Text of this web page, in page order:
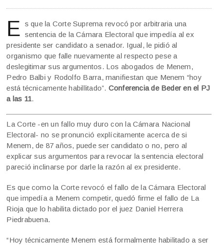
E s que la Corte Suprema revocó por arbitraria una
sentencia de la Cámara Electoral que impedía al ex
presidente ser candidato a senador. Igual, le pidió al
organismo que falle nuevamente al respecto pese a
deslegitimar sus argumentos. Los abogados de Menem,
Pedro Balbi y Rodolfo Barra, manifiestan que Menem “hoy
está técnicamente habillitado”. Conferencia de Beder en el PJ
a las 11.
La Corte -en un fallo muy duro con la Cámara Nacional
Electoral- no se pronunció explícitamente acerca de si
Menem, de 87 años, puede ser candidato o no, pero al
explicar sus argumentos para revocar la sentencia electoral
pareció inclinarse por darle la razón al ex presidente.
Es que como la Corte revocó el fallo de la Cámara Electoral
que impedía a Menem competir, quedó firme el fallo de La
Rioja que lo habilita dictado por el juez Daniel Herrera
Piedrabuena.
“Hoy técnicamente Menem está formalmente habilitado a ser